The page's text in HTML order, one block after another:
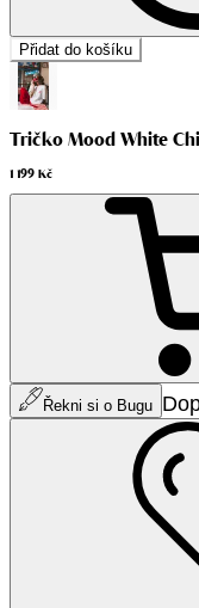
Přidat do košíku
Tričko Mood White
1 199 Kč
Řekni si o Bugu